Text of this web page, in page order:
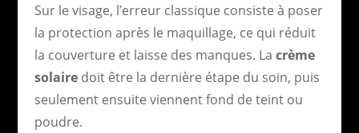
Sur le visage, l’erreur classique consiste à poser
la protection après le maquillage, ce qui réduit
la couverture et laisse des manques. La crème
solairedoit être la dernière étape du soin, puis
seulement ensuite viennent fond de teint ou
poudre.